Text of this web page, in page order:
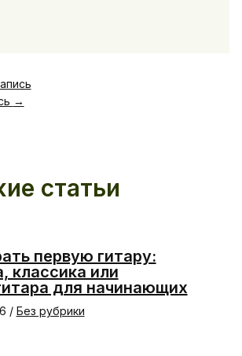
→
статьи
первую гитару:
классика или
для начинающих
/ Без рубрики